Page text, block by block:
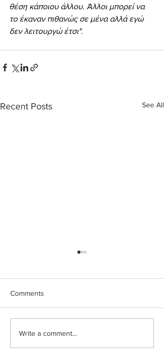
θέση κάποιου άλλου. Άλλοι μπορεί να
το έκαναν πιθανώς σε μένα αλλά εγώ
δεν λειτουργώ έτσι".
Recent Posts See All
Ιωάννα Τούνη: Η
εξομολόγηση για τη
Comments
Write a comment...